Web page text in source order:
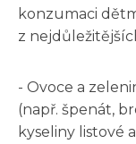
konzumaci
z
- Ovoce a
(např. špenát,
kyseliny listové